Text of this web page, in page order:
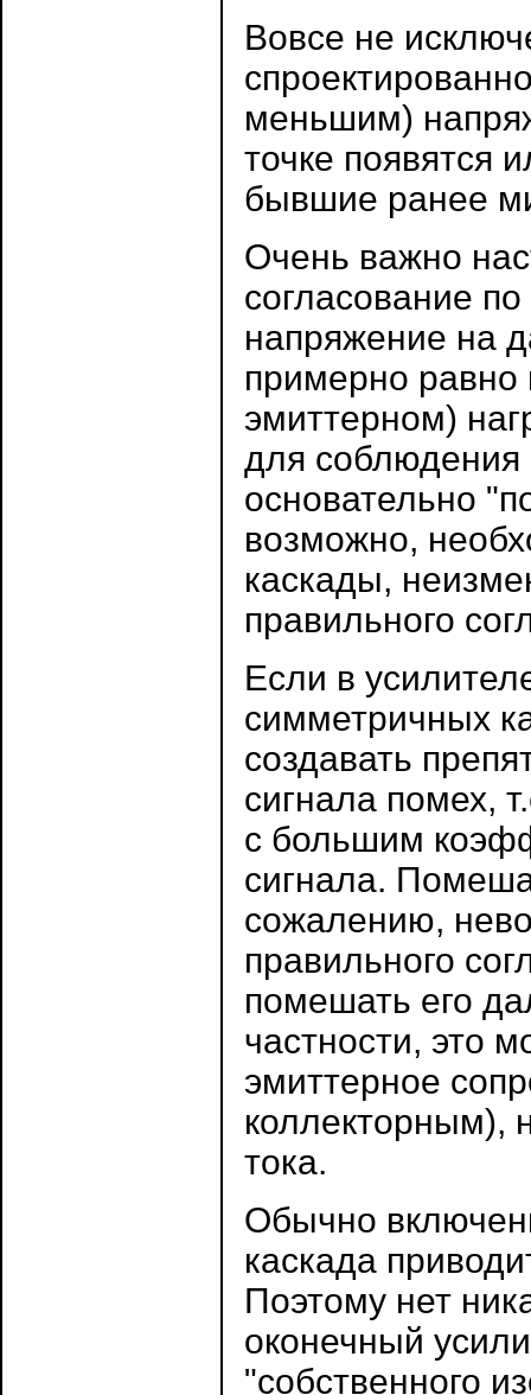
Вовсе не
меньшим)
точке появятся
бывшие ранее
Очень важно
согласование
напряжение на
примерно
эмиттерном)
для соблюдения
основательно
возможно,
каскады,
правильного
Если в
симметричных
создавать
сигнала помех,
с большим
сигнала.
сожалению,
правильного
помешать его
частности, это
эмиттерное
коллекторным),
тока.
Обычно
каскада
Поэтому нет
оконечный
"собственного